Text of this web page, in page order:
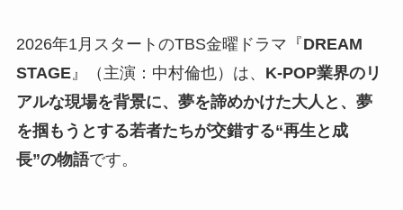
2026年1月スタートのTBS金曜ドラマ『DREAM
STAGE』（主演：中村倫也）は、 K-POP業界のリ
アルな現場を背景に、夢を諦めかけた大人と、夢
を掴もうとする若者たちが交錯する“再生と成
長”の物語です。